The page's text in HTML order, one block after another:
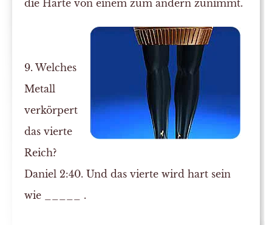
die Härte von einem zum andern zunimmt.
9. Welches
Metall
verkörpert
das vierte
Reich?
Daniel 2:40. Und das vierte wird hart sein
wie _____ .